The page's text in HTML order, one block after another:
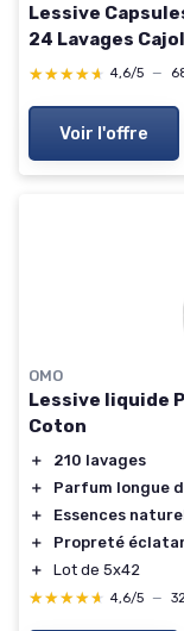
Lessive
24 Lavages
★★★★★
★★★★★ 4,6/5 —
Voir l'offre
OMO
Lessive liquide
Coton
＋
210 lavages
＋
Parfum longue
＋
Essences
＋
Propreté
＋
Lot de 5x42
★★★★★
★★★★★ 4,6/5 —